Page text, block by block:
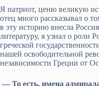
Я патриот, ценю великую
отец много рассказывал о
в эту историю внесла
литературу, я узнал о роли
греческой
нашей освободительной
независимости Греции от
— То есть, имена